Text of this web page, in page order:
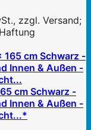
zzgl. Versand;
cm Schwarz -
Innen & Außen -